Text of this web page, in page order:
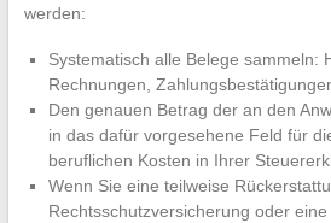
werden:
Systematisch alle Belege sammeln:
Rechnungen,
Den genauen Betrag der an den
in das dafür vorgesehene Feld für
beruflichen Kosten in Ihrer
Wenn Sie eine teilweise
Rechtsschutzversicherung oder